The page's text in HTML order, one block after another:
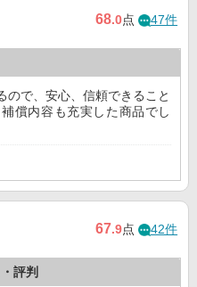
68.0点 47件
ので、安心、信頼できること
償内容も充実した商品でし
67.9点 42件
評判